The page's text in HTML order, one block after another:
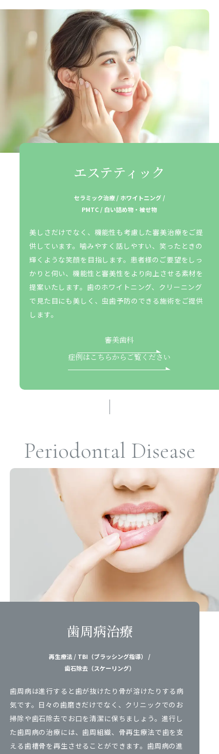
エステティック
セラミック治療 / ホワイトニング /
PMTC / 白い詰め物・被せ物
美しさだけでなく、機能性も考慮した審美治療をご提
供しています。噛みやすく話しやすい、笑ったときの
輝くような笑顔を目指します。患者様のご要望をしっ
かりと伺い、機能性と審美性をより向上させる素材を
提案いたします。歯のホワイトニング、クリーニング
で見た目にも美しく、虫歯予防のできる施術をご提供
します。
審美歯科
症例はこちらからご覧ください
Periodontal Disease
歯周病治療
再生療法 / TBI（ブラッシング指導） /
歯石除去（スケーリング）
歯周病は進行すると歯が抜けたり骨が溶けたりする病
気です。日々の歯磨きだけでなく、クリニックでのお
掃除や歯石除去でお口を清潔に保ちましょう。進行し
た歯周病の治療には、歯周組織、骨再生療法で歯を支
える歯槽骨を再生させることができます。歯周病の進